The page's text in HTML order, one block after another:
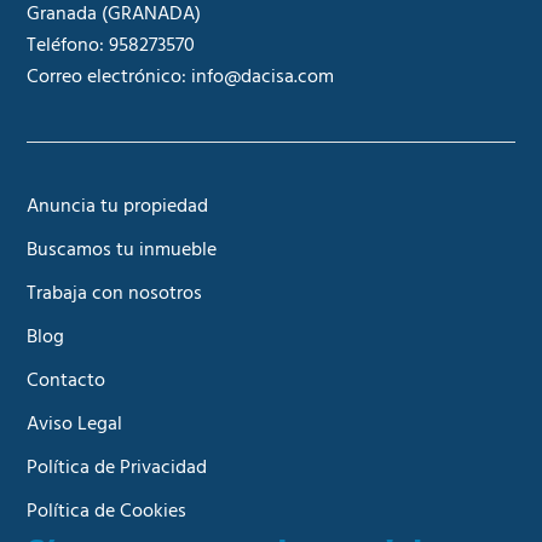
Granada (GRANADA)
Teléfono:958273570
Correo electrónico: info@dacisa.com
Anuncia tu propiedad
Buscamos tu inmueble
Trabaja con nosotros
Blog
Contacto
Aviso Legal
Política de Privacidad
Política de Cookies